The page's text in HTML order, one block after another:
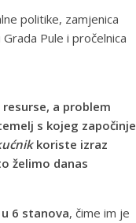
politike, zamjenica
Pule i pročelnica
a problem
s kojeg započinje
koriste izraz
želimo danas
6 stanova, čime im je